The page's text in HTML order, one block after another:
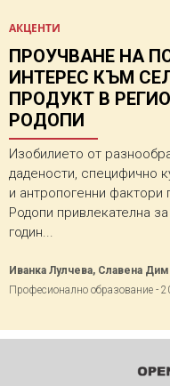
АКЦЕНТИ
ПРОУЧВАНЕ НА
ИНТЕРЕС КЪМ
ПРОДУКТ В
РОДОПИ
Изобилието от
дадености, специфично
и антропогенни фактори
Родопи привлекателна
годин...
Иванка Лулчева, Славена
Професионално образование -